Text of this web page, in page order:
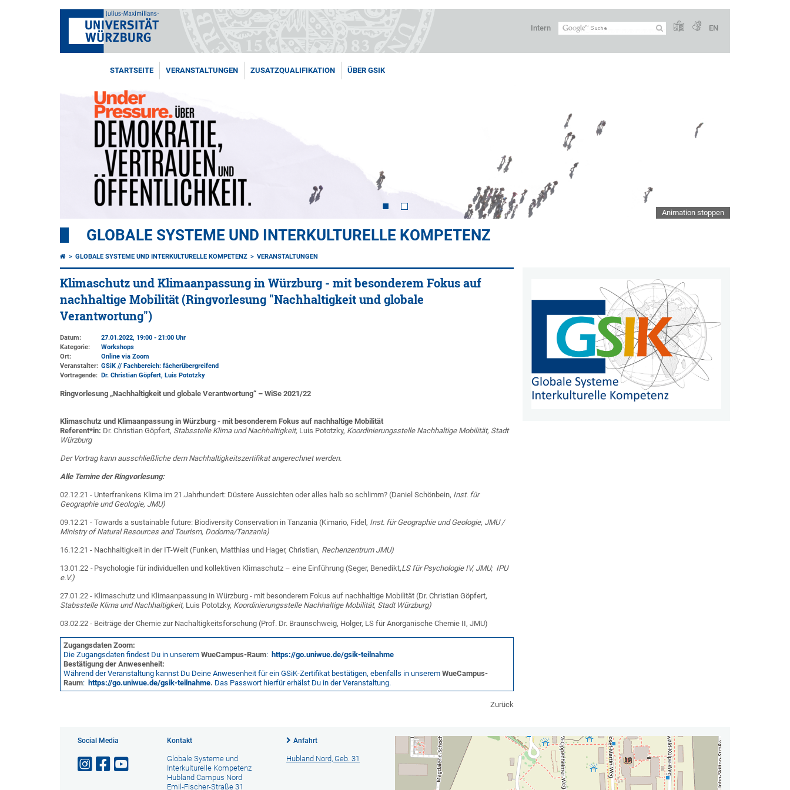
Intern EN
STARTSEITE VERANSTALTUNGEN ZUSATZQUALIFIKATION ÜBER GSIK
Animation stoppen
GLOBALE SYSTEME UND INTERKULTURELLE KOMPETENZ
GLOBALE SYSTEME UND INTERKULTURELLE KOMPETENZ VERANSTALTUNGEN
Klimaschutz und Klimaanpassung in Würzburg - mit besonderem Fokus auf
nachhaltige Mobilität (Ringvorlesung "Nachhaltigkeit und globale
Verantwortung")
Datum:
27.01.2022, 19:00 - 21:00 Uhr
Kategorie:
Workshops
Ort:
Online via Zoom
Veranstalter: GSiK // Fachbereich: fächerübergreifend
Vortragende: Dr. Christian Göpfert, Luis Pototzky
Ringvorlesung „Nachhaltigkeit und globale Verantwortung“ – WiSe 2021/22
Klimaschutz und Klimaanpassung in Würzburg - mit besonderem Fokus auf nachhaltige Mobilität
Referent*in: Dr. Christian Göpfert, Stabsstelle Klima und Nachhaltigkeit, Luis Pototzky, Koordinierungsstelle Nachhaltige Mobilität, Stadt
Würzburg
Der Vortrag kann ausschließliche dem Nachhaltigkeitszertifikat angerechnet werden.
Alle Temine der Ringvorlesung:
02.12.21 - Unterfrankens Klima im 21.Jahrhundert: Düstere Aussichten oder alles halb so schlimm? (Daniel Schönbein, Inst. für
Geographie und Geologie, JMU)
09.12.21 - Towards a sustainable future: Biodiversity Conservation in Tanzania (Kimario, Fidel, Inst. für Geographie und Geologie, JMU /
Ministry of Natural Resources and Tourism, Dodoma/Tanzania)
16.12.21 - Nachhaltigkeit in der IT-Welt (Funken, Matthias und Hager, Christian, Rechenzentrum JMU)
13.01.22 - Psychologie für individuellen und kollektiven Klimaschutz – eine Einführung (Seger, Benedikt,LS für Psychologie IV, JMU; IPU
e.V.)
27.01.22 - Klimaschutz und Klimaanpassung in Würzburg - mit besonderem Fokus auf nachhaltige Mobilität (Dr. Christian Göpfert,
Stabsstelle Klima und Nachhaltigkeit, Luis Pototzky, Koordinierungsstelle Nachhaltige Mobilität, Stadt Würzburg)
03.02.22 - Beiträge der Chemie zur Nachaltigkeitsforschung (Prof. Dr. Braunschweig, Holger, LS für Anorganische Chemie II, JMU)
Zugangsdaten Zoom:
Die Zugangsdaten findest Du in unserem WueCampus-Raum: https://go.uniwue.de/gsik-teilnahme
Bestätigung der Anwesenheit:
Während der Veranstaltung kannst Du Deine Anwesenheit für ein GSiK-Zertifikat bestätigen, ebenfalls in unserem WueCampus-
Raum: https://go.uniwue.de/gsik-teilnahme. Das Passwort hierfür erhälst Du in der Veranstaltung.
Zurück
Social Media Kontakt
Globale Systeme und
Interkulturelle Kompetenz
Hubland Campus Nord
Emil-Fischer-Straße 31
Anfahrt
Hubland Nord, Geb. 31